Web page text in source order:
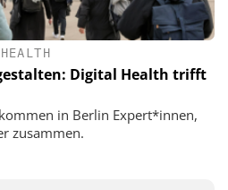
Digital Health trifft
in Berlin Expert*innen,
zusammen.